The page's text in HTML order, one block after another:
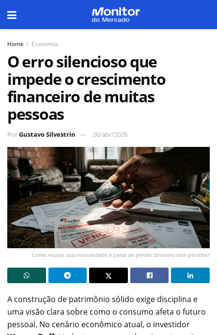
Home Economia
O erro silencioso que
impede o crescimento
financeiro de muitas
pessoas
PorGustavo Silvestrin 26/abr/2026
Como mudar sua mentalidade e parar de perder dinheiro sem perceber
A construção de patrimônio sólido exige disciplina e
uma visão clara sobre como o consumo afeta o futuro
pessoal. No cenário econômico atual, o investidor